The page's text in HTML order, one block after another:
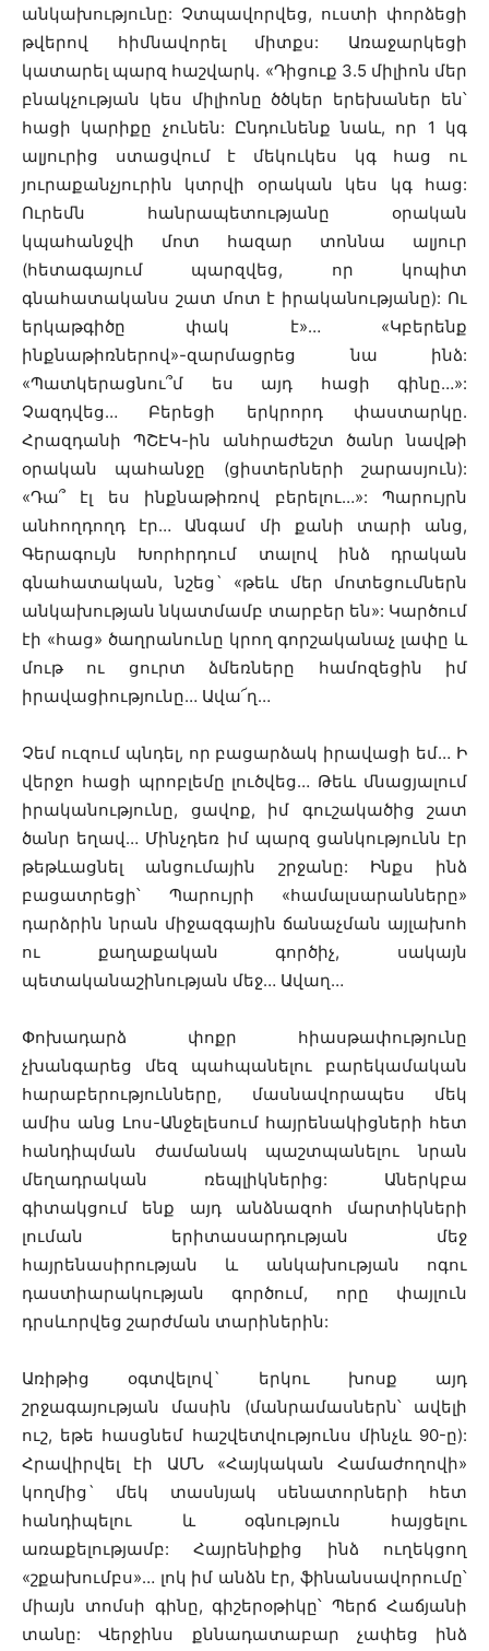
անկախությունը: Չտպավորվեց, ուստի փորձեցի
թվերով հիմնավորել միտքս: Առաջարկեցի
կատարել պարզ հաշվարկ. «Դիցուք 3.5 միլիոն մեր
բնակչության կես միլիոնը ծծկեր երեխաներ են՝
հացի կարիքը չունեն: Ընդունենք նաև, որ 1 կգ
ալյուրից ստացվում է մեկուկես կգ հաց ու
յուրաքանչյուրին կտրվի օրական կես կգ հաց:
Ուրեմն հանրապետությանը օրական
կպահանջվի մոտ հազար տոննա ալյուր
(հետագայում պարզվեց, որ կոպիտ
գնահատականս շատ մոտ է իրականությանը): Ու
երկաթգիծը փակ է»… «Կբերենք
ինքնաթիռներով»-զարմացրեց նա ինձ:
«Պատկերացնու՞մ ես այդ հացի գինը…»:
Չազդվեց… Բերեցի երկրորդ փաստարկը.
Հրազդանի ՊՇԷԿ-ին անհրաժեշտ ծանր նավթի
օրական պահանջը (ցիստերների շարասյուն):
«Դա՞ էլ ես ինքնաթիռով բերելու…»: Պարույրն
անհողդողդ էր… Անգամ մի քանի տարի անց,
Գերագույն Խորհրդում տալով ինձ դրական
գնահատական, նշեց` «թեև մեր մոտեցումներն
անկախության նկատմամբ տարբեր են»: Կարծում
էի «հաց» ծաղրանունը կրող գորշականաչ լափը և
մութ ու ցուրտ ձմեռները համոզեցին իմ
իրավացիությունը… Ավա՜ղ…
Չեմ ուզում պնդել, որ բացարձակ իրավացի եմ… Ի
վերջո հացի պրոբլեմը լուծվեց… Թեև մնացյալում
իրականությունը, ցավոք, իմ գուշակածից շատ
ծանր եղավ… Մինչդեռ իմ պարզ ցանկությունն էր
թեթևացնել անցումային շրջանը: Ինքս ինձ
բացատրեցի՝ Պարույրի «համալսարանները»
դարձրին նրան միջազգային ճանաչման այլախոհ
ու քաղաքական գործիչ, սակայն
պետականաշինության մեջ… Ավաղ…
Փոխադարձ փոքր հիասթափությունը
չխանգարեց մեզ պահպանելու բարեկամական
հարաբերությունները, մասնավորապես մեկ
ամիս անց Լոս-Անջելեսում հայրենակիցների հետ
հանդիպման ժամանակ պաշտպանելու նրան
մեղադրական ռեպլիկներից: Աներկբա
գիտակցում ենք այդ անձնազոհ մարտիկների
լուման երիտասարդության մեջ
հայրենասիրության և անկախության ոգու
դաստիարակության գործում, որը փայլուն
դրսևորվեց շարժման տարիներին:
Առիթից օգտվելով` երկու խոսք այդ
շրջագայության մասին (մանրամասներն՝ ավելի
ուշ, եթե հասցնեմ հաշվետվությունս մինչև 90-ը):
Հրավիրվել էի ԱՄՆ «Հայկական Համաժողովի»
կողմից` մեկ տասնյակ սենատորների հետ
հանդիպելու և օգնություն հայցելու
առաքելությամբ: Հայրենիքից ինձ ուղեկցող
«շքախումբս»… լոկ իմ անձն էր, ֆինանսավորումը՝
միայն տոմսի գինը, գիշերօթիկը՝ Պերճ Հաճյանի
տանը: Վերջինս քննադատաբար չափեց ինձ